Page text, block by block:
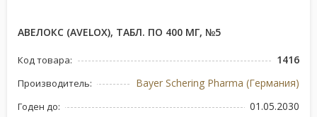
АВЕЛОКС (AVELOX), ТАБЛ. ПО 400 МГ, №5
Код товара: 1416
Производитель: Bayer Schering Pharma (Германия)
Годен до: 01.05.2030